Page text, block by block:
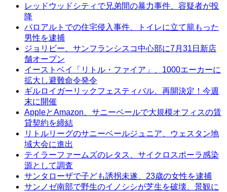
レッドウッドシティで兄弟間の暴力事件、容疑者が投
降
パロアルトでの住宅侵入事件、トイレに立て籠もった
男性を逮捕
ジョリビー、サンフランシスコ中心部に7月31日新店
舗オープン
イーストベイ「リトル・ファイア」、1000エーカーに
拡大し避難命令発令
ギルロイガーリックフェスティバル、再開決定！今週
末に開催
AppleとAmazon、サニーベールで大規模オフィスの賃
貸契約を締結
リトルリーグのサニーベールジュニア、ウェスタン地
域大会に進出
テイラーファームズのレタス、サイクロスポーラ感染
源として調査
サンタローザで子ども誘拐未遂、23歳の女性を逮捕
サンノゼ南部で野生のイノシシが芝生を破壊、景観に